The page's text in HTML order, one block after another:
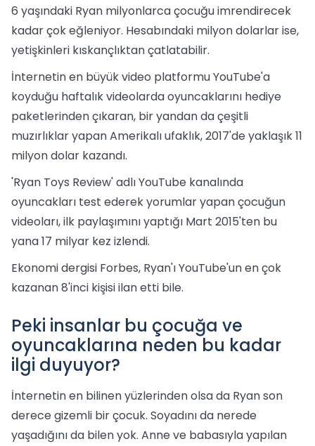
6 yaşındaki Ryan milyonlarca çocuğu imrendirecek
kadar çok eğleniyor. Hesabındaki milyon dolarlar ise,
yetişkinleri kıskançlıktan çatlatabilir.
İnternetin en büyük video platformu YouTube'a
koyduğu haftalık videolarda oyuncaklarını hediye
paketlerinden çıkaran, bir yandan da çeşitli
muzırlıklar yapan Amerikalı ufaklık, 2017'de yaklaşık 11
milyon dolar kazandı.
'Ryan Toys Review' adlı YouTube kanalında
oyuncakları test ederek yorumlar yapan çocuğun
videoları, ilk paylaşımını yaptığı Mart 2015'ten bu
yana 17 milyar kez izlendi.
Ekonomi dergisi Forbes, Ryan'ı YouTube'un en çok
kazanan 8'inci kişisi ilan etti bile.
Peki insanlar bu çocuğa ve
oyuncaklarına neden bu kadar
ilgi duyuyor?
İnternetin en bilinen yüzlerinden olsa da Ryan son
derece gizemli bir çocuk. Soyadını da nerede
yaşadığını da bilen yok. Anne ve babasıyla yapılan